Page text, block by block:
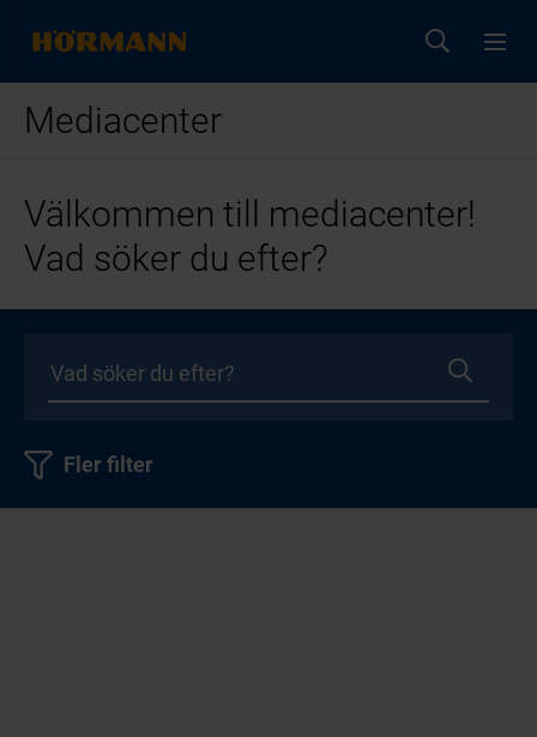
Mediacenter
Välkommen till mediacenter!
Vad söker du efter?
Fler filter